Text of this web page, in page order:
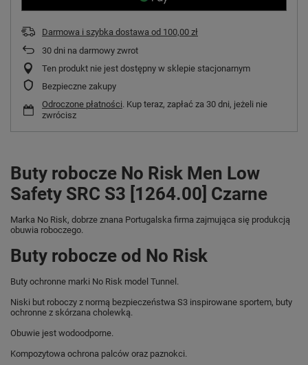
Darmowa i szybka dostawa od 100,00 zł
30 dni na darmowy zwrot
Ten produkt nie jest dostępny w sklepie stacjonarnym
Bezpieczne zakupy
Odroczone płatności. Kup teraz, zapłać za 30 dni, jeżeli nie
zwrócisz
Buty robocze No Risk Men Low
Safety SRC S3 [1264.00] Czarne
Marka No Risk, dobrze znana Portugalska firma zajmująca się produkcją
obuwia roboczego.
Buty robocze od No Risk
Buty ochronne marki No Risk model Tunnel.
Niski but roboczy z normą bezpieczeństwa S3 inspirowane sportem, buty
ochronne z skórzana cholewką.
Obuwie jest wodoodporne.
Kompozytowa ochrona palców oraz paznokci.